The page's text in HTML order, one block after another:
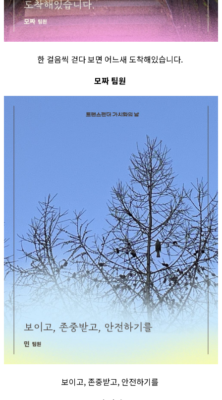
한 걸음씩 걷다 보면 어느새 도착해있습니다.
모짜 팀원
보이고, 존중받고, 안전하기를